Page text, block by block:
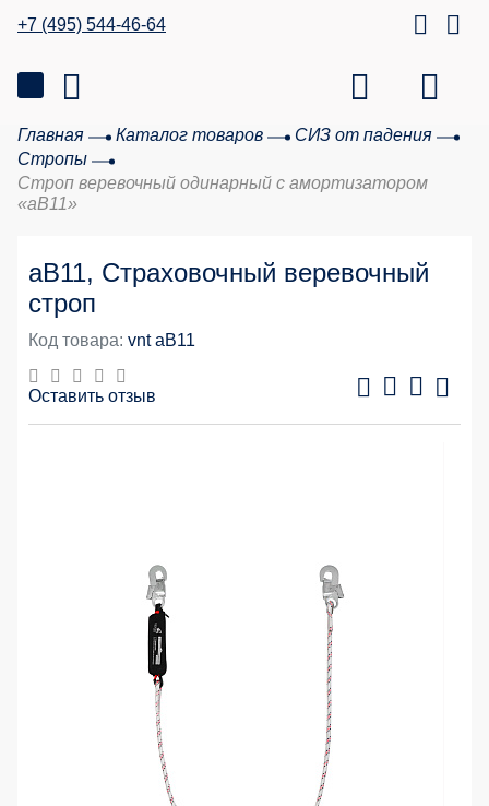
+7 (495) 544-46-64
Главная Каталог товаров
СИЗ от падения
Стропы
Строп веревочный одинарный с амортизатором
«aB11»
аВ11, Страховочный веревочный
строп
Код товара: vnt aB11
Оставить отзыв